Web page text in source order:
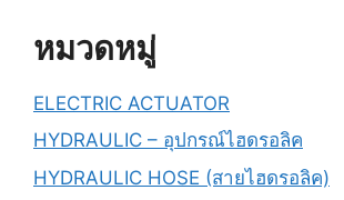
หมวดหมู่
ELECTRIC ACTUATOR
HYDRAULIC – อุปกรณ์ไฮดรอลิค
HYDRAULIC HOSE (สายไฮดรอลิค)